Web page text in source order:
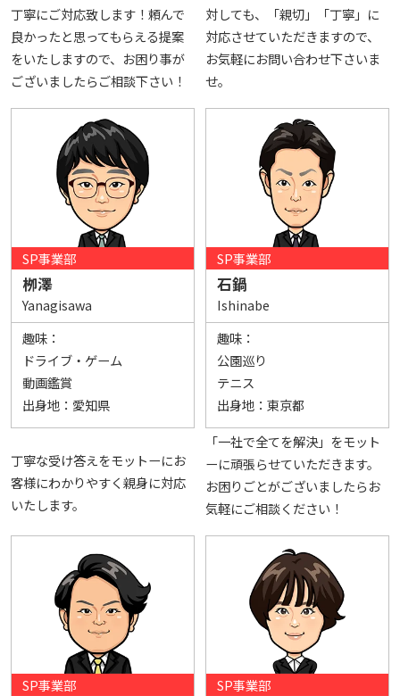
丁寧にご対応致します！頼んで
良かったと思ってもらえる提案
をいたしますので、お困り事が
ございましたらご相談下さい！
対しても、「親切」「丁寧」に
対応させていただきますので、
お気軽にお問い合わせ下さいま
せ。
栁澤
Yanagisawa
SP事業部
趣味：
ドライブ・ゲーム
動画鑑賞
出身地： 愛知県
丁寧な受け答えをモットーにお
客様にわかりやすく親身に対応
いたします。
石鍋
Ishinabe
SP事業部
趣味：
公園巡り
テニス
出身地：東京都
「一社で全てを解決」をモット
ーに頑張らせていただきます。
お困りごとがございましたらお
気軽にご相談ください！
SP事業部 SP事業部